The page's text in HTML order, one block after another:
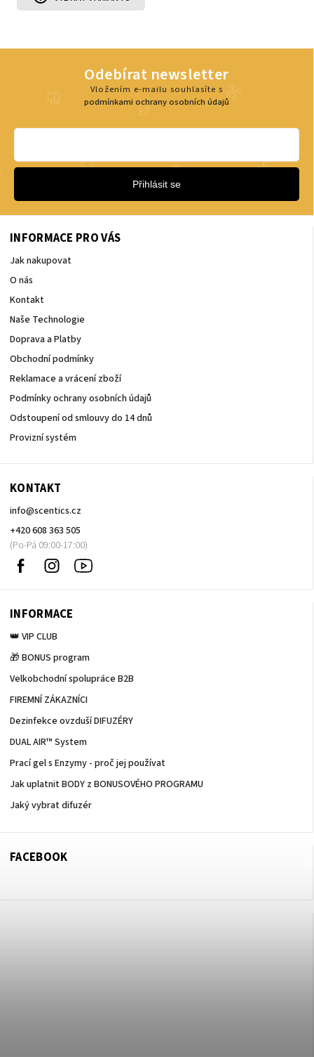
INFORMACE PRO VÁS
Jak nakupovat
O nás
Kontakt
Naše Technologie
Doprava a Platby
Obchodní podmínky
Reklamace a vrácení zboží
Podmínky ochrany osobních údajů
Odstoupení od smlouvy do 14 dnů
Provizní systém
KONTAKT
info@scentics.cz
+420 608 363 505
Facebook Instagram
na
INFORMACE
👑 VIP CLUB
🎁 BONUS program
Velkobchodní spolupráce B2B
FIREMNÍ ZÁKAZNÍCI
Dezinfekce ovzduší DIFUZÉRY
DUAL AIR™ System
Prací gel s Enzymy - proč jej používat
Jak uplatnit BODY z BONUSOVÉHO PROGRAMU
Jaký vybrat difuzér
FACEBOOK
Odebírat newsletter
Vložením e-mailu souhlasíte s
podmínkami ochrany osobních údajů
Přihlásit se